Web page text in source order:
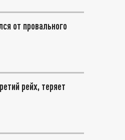
от провального
рейх, теряет